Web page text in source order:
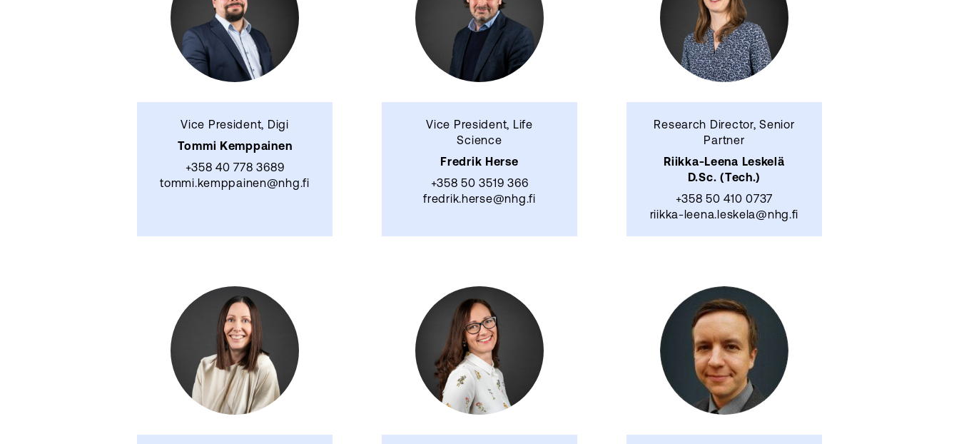
Vice President, Digi
Tommi Kemppainen
+358 40 778 3689
tommi.kemppainen@nhg.fi
Vice President, Life
Science
Fredrik Herse
+358 50 3519 366
fredrik.herse@nhg.fi
Research Director, Senior
Partner
Riikka-Leena Leskelä
D.Sc. (Tech.)
+358 50 410 0737
riikka-leena.leskela@nhg.fi